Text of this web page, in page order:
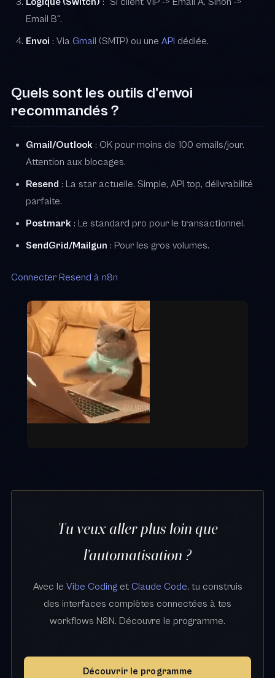
Email B".
Envoi : Via Gmail (SMTP) ou une API dédiée.
Quels sont les outils d'envoi
recommandés ?
Gmail/Outlook : OK pour moins de 100 emails/jour.
Attention aux blocages.
Resend : La star actuelle. Simple, API top, délivrabilité
parfaite.
Postmark : Le standard pro pour le transactionnel.
SendGrid/Mailgun : Pour les gros volumes.
Connecter Resend à n8n
Tu veux aller plus loin que
l'automatisation ?
Avec le Vibe Codinget Claude Code, tu construis
des interfaces complètes connectées à tes
workflows N8N. Découvre le programme.
Découvrir le programme